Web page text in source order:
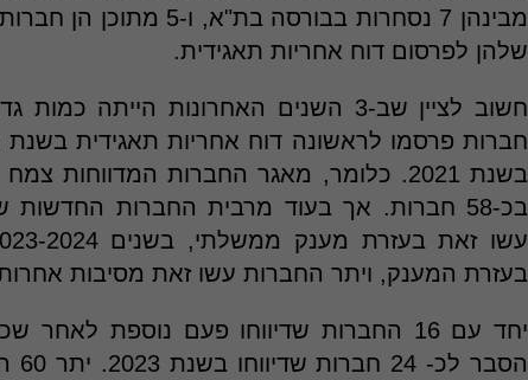
מבינהן 7 נסחרות בבורסה
שלהן לפרסום דוח אחריות תאגידית.
בעזרת המענק, ויתר החברות עשו זאת מסיבות
יחד עם 16 החברות שדיווחו פעם נוספת